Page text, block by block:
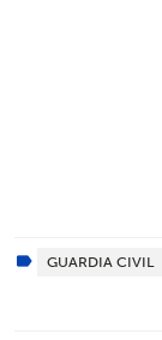
GUARDIA CIVIL